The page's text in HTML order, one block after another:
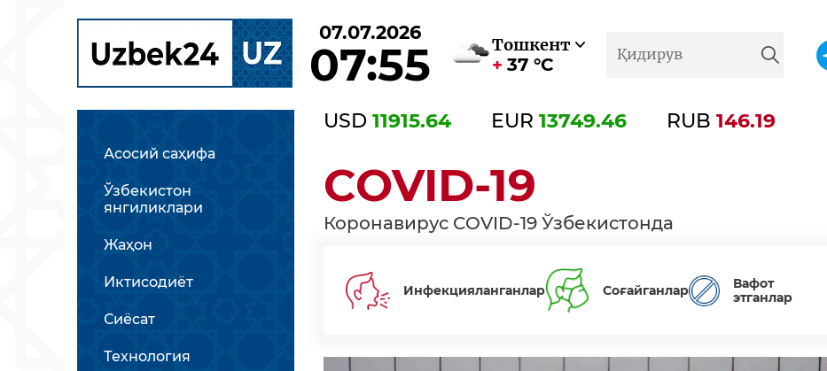
07.07.2026
07:55 Тошкент
37 °C
Асосий саҳифа
Ўзбекистон
янгиликлари
Жаҳон
Иктисодиёт
Сиёсат
Технология
USD 11915.64 EUR 13749.46 RUB 146.19
COVID-19
Коронавирус COVID-19 Ўзбекистонда
Инфекцияланганлар Соғайганлар
Вафот
этганлар